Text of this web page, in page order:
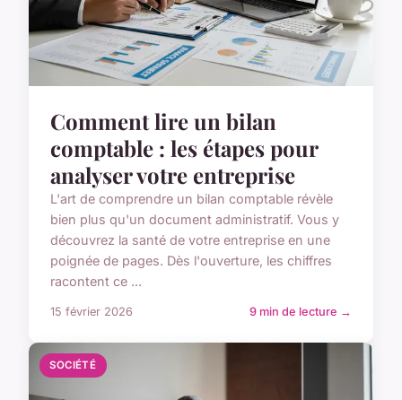
Comment lire un bilan
comptable : les étapes pour
analyser votre entreprise
L'art de comprendre un bilan comptable révèle
bien plus qu'un document administratif. Vous y
découvrez la santé de votre entreprise en une
poignée de pages. Dès l'ouverture, les chiffres
racontent ce ...
15 février 2026 9 min de lecture →
SOCIÉTÉ